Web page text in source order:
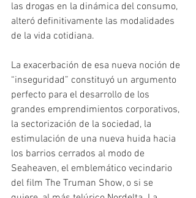
las drogas en la dinámica del consumo,
alteró definitivamente las modalidades
de la vida cotidiana.
La exacerbación de esa nueva noción de
“inseguridad” constituyó un argumento
perfecto para el desarrollo de los
grandes emprendimientos corporativos,
la sectorización de la sociedad, la
estimulación de una nueva huida hacia
los barrios cerrados al modo de
Seaheaven, el emblemático vecindario
del film The Truman Show, o si se